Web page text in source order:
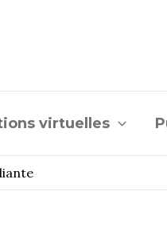
virtuelles